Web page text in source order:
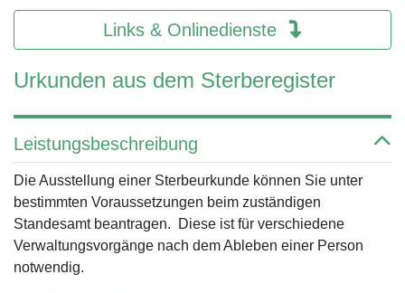
Links & Onlinedienste
Urkunden aus dem Sterberegister
Leistungsbeschreibung
Die Ausstellung einer Sterbeurkunde können Sie unter
bestimmten Voraussetzungen beim zuständigen
Standesamt beantragen. Diese ist für verschiedene
Verwaltungsvorgänge nach dem Ableben einer Person
notwendig.